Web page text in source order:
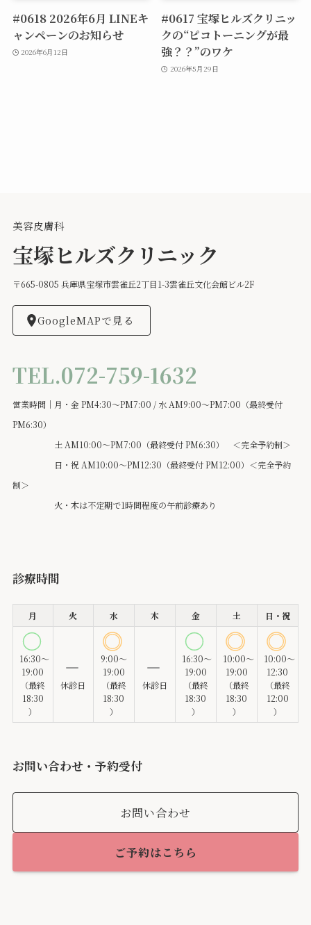
#0618 2026年6月 LINEキ
ャンペーンのお知らせ
2026年6月12日
#0617 宝塚ヒルズクリニッ
クの“ピコトーニングが最
強？？”のワケ
2026年5月29日
美容皮膚科
宝塚ヒルズクリニック
〒665-0805 兵庫県宝塚市雲雀丘2丁目1-3雲雀丘文化会館ビル2F
GoogleMAPで見る
TEL.072-759-1632
営業時間｜月・金 PM4:30～PM7:00 / 水 AM9:00～PM7:00（最終受付
PM6:30）
土 AM10:00～PM7:00（最終受付 PM6:30） ＜完全予約制＞
日・祝 AM10:00～PM12:30（最終受付 PM12:00）＜完全予約
制＞
火・木は不定期で1時間程度の午前診療あり
診療時間
月 火 水 木 金 土 日・祝
16:30～
19:00
（最終
18:30
）
休診日
9:00～
19:00
（最終
18:30
）
休診日
16:30～
19:00
（最終
18:30
）
10:00～
19:00
（最終
18:30
）
10:00～
12:30
（最終
12:00
）
お問い合わせ・予約受付
お問い合わせ
ご予約はこちら